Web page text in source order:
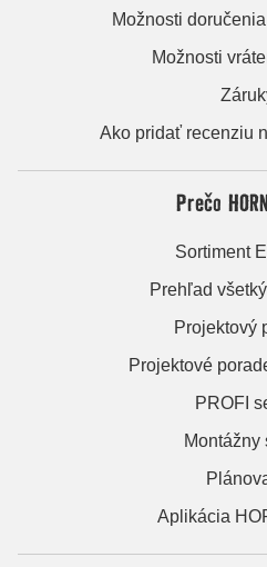
Možnosti
Možnosti
Ako pridať recenziu
Prečo
Sortiment
Prehľad
Projektový
Projektové
PROFI
Montážny
Aplikácia